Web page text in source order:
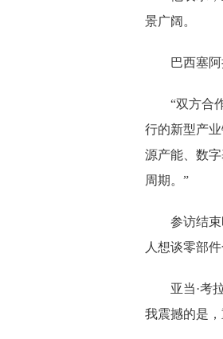
景广阔。
巴西塞
“双方合
行的新型产
源产能、数
周期。”
参访结
人想谈零部
亚当·考
我震撼的是